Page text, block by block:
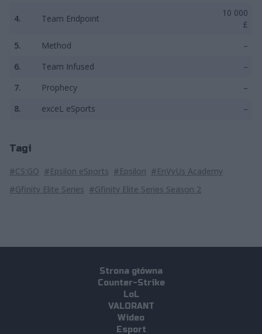
4. Team Endpoint
10 000
£
5.
Method
–
6.
Team Infused
–
7.
Prophecy
–
8.
exceL eSports –
Tagi
#CS:GO #Epsilon eSports #Epsilon #EnVyUs Academy
#Gfinity Elite Series #Gfinity Elite Series Season 2
Strona główna
Counter-Strike
LoL
VALORANT
Wideo
Esport